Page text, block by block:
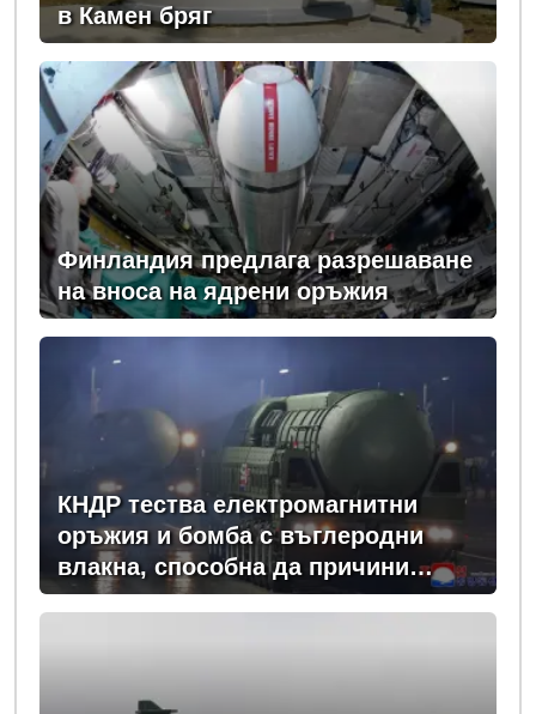
в Камен бряг
Финландия предлага разрешаване
на вноса на ядрени оръжия
КНДР тества електромагнитни
оръжия и бомба с въглеродни
влакна, способна да причини
мащабно прекъсвания на